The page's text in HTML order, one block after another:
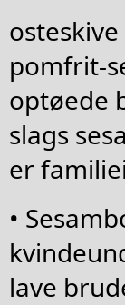
pomfrit-
optøede
slags
er
•
lave